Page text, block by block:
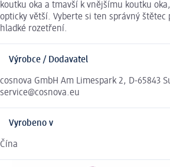
koutku oka a tmavší k vnějšímu koutku
opticky větší. Vyberte si ten správný štětec
hladké rozetření.
Výrobce / Dodavatel
cosnova GmbH Am Limespark 2, D-65843
service@cosnova.eu
Vyrobeno v
Čína